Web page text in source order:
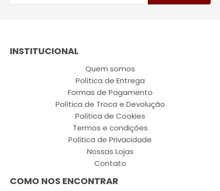
INSTITUCIONAL
Quem somos
Política de Entrega
Formas de Pagamento
Política de Troca e Devolução
Política de Cookies
Termos e condições
Política de Privacidade
Nossas Lojas
Contato
COMO NOS ENCONTRAR